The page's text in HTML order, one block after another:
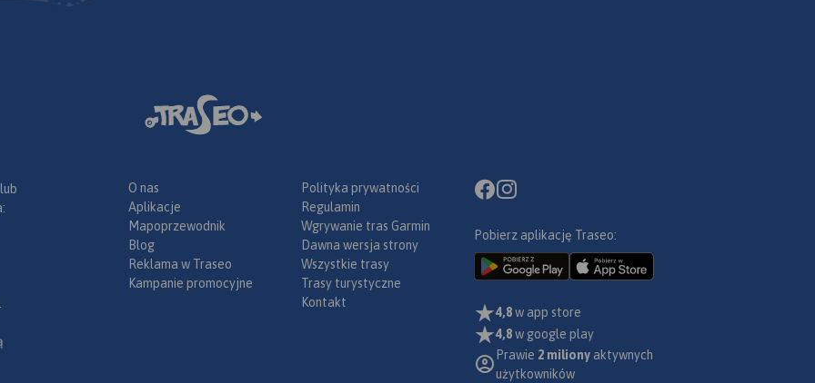
dolina
jest to
do
miasta
w
Warto
i
Jest to
na
O nas
Aplikacje
Mapoprzewodnik
Blog
Reklama w Traseo
Kampanie promocyjne
Polityka prywatności
Regulamin
Wgrywanie tras Garmin
Dawna wersja strony
Wszystkie trasy
Trasy turystyczne
Kontakt
Pobierz aplikację Traseo:
4,8w app store
4,8w google play
Prawie 2 miliony aktywnych
użytkowników